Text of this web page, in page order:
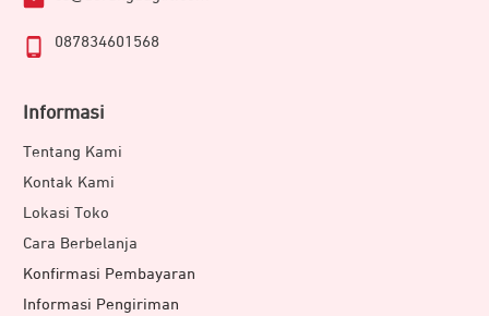
087834601568
Informasi
Tentang Kami
Kontak Kami
Lokasi Toko
Cara Berbelanja
Konfirmasi Pembayaran
Informasi Pengiriman